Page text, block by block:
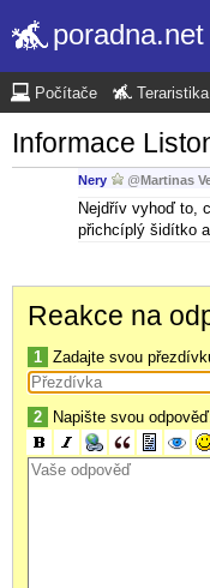
poradna.net
Počítače Teraristika
Informace
Nery @Martinas
Nejdřív vyhoď to,
přichcíplý šidítko
Reakce na
1 Zadajte svou
2 Napište svou